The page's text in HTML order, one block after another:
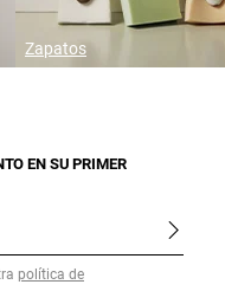
Zapatos
EN SU PRIMER
política de